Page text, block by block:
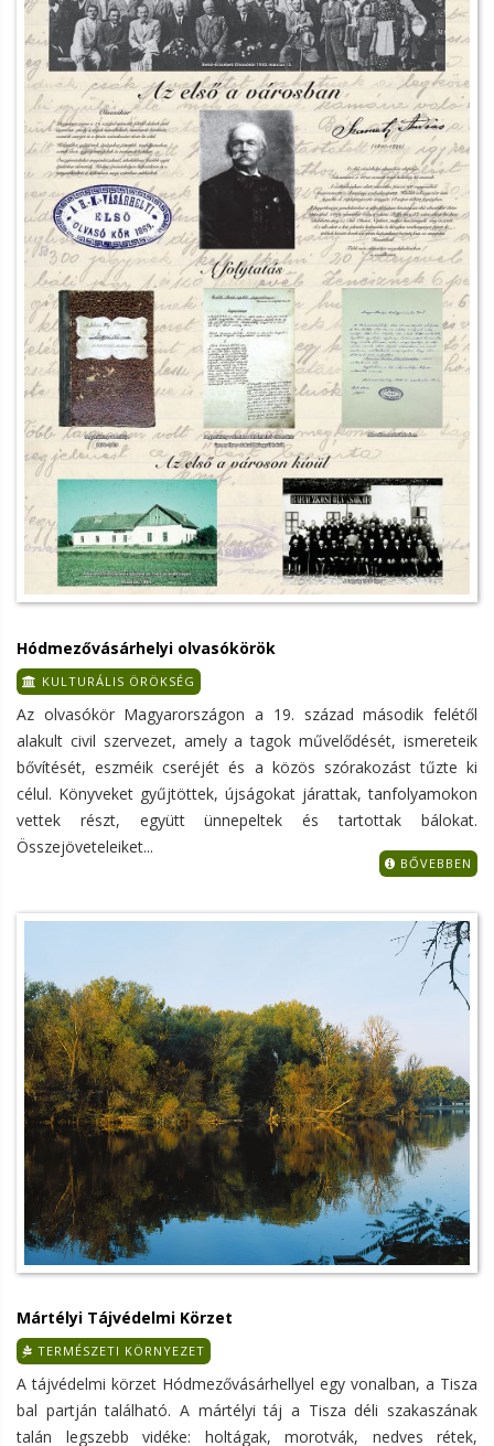
Hódmezővásárhelyi olvasókörök
KULTURÁLIS ÖRÖKSÉG
Az olvasókör Magyarországon a 19. század második felétől
alakult civil szervezet, amely a tagok művelődését, ismereteik
bővítését, eszméik cseréjét és a közös szórakozást tűzte ki
célul. Könyveket gyűjtöttek, újságokat járattak, tanfolyamokon
vettek részt, együtt ünnepeltek és tartottak bálokat.
Összejöveteleiket...
BŐVEBBEN
Mártélyi Tájvédelmi Körzet
TERMÉSZETI KÖRNYEZET
A tájvédelmi körzet Hódmezővásárhellyel egy vonalban, a Tisza
bal partján található. A mártélyi táj a Tisza déli szakaszának
talán legszebb vidéke: holtágak, morotvák, nedves rétek,